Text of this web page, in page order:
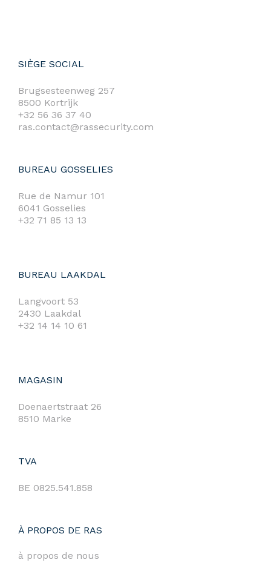
SIÈGE SOCIAL
Brugsesteenweg 257
8500 Kortrijk
+32 56 36 37 40
ras.contact@rassecurity.com
BUREAU GOSSELIES
Rue de Namur 101
6041 Gosselies
+32 71 85 13 13
BUREAU LAAKDAL
Langvoort 53
2430 Laakdal
+32 14 14 10 61
MAGASIN
Doenaertstraat 26
8510 Marke
TVA
BE 0825.541.858
À PROPOS DE RAS
à propos de nous